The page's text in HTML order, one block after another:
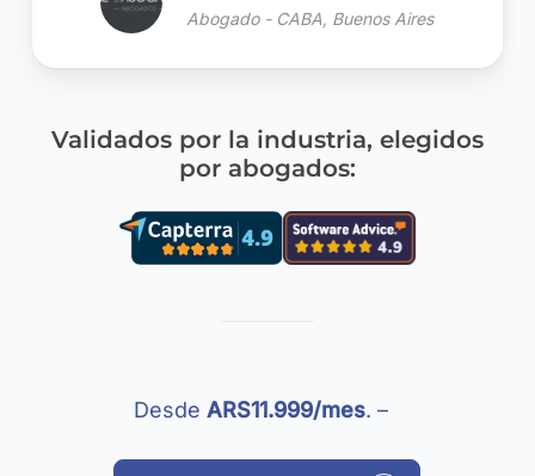
Abogado - CABA, Buenos Aires
Validados por la industria, elegidos
por abogados:
DesdeARS11.999/mes. –